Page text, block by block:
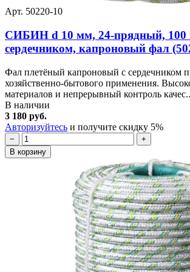
Арт. 50220-10
СИБИН d 10 мм, 24-прядный, 100
сердечником, капроновый фал
Фал плетёный капроновый с сердечником
хозяйственно-бытового применения.
материалов и непрерывный контроль
В наличии
3 180 руб.
Авторизуйтесь и получите скидку 5%
−
+
В корзину